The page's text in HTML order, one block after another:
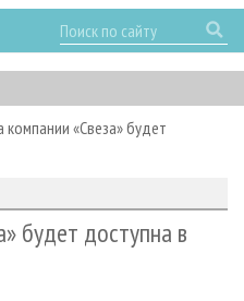
«Свеза» будет
будет доступна в